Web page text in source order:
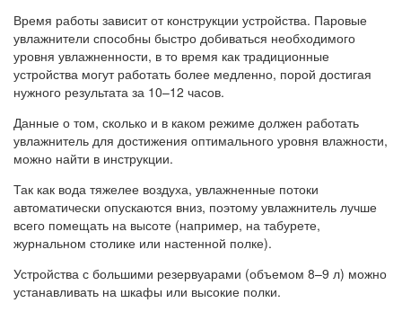
Время работы зависит от конструкции устройства. Паровые
увлажнители способны быстро добиваться необходимого
уровня увлажненности, в то время как традиционные
устройства могут работать более медленно, порой достигая
нужного результата за 10–12 часов.
Данные о том, сколько и в каком режиме должен работать
увлажнитель для достижения оптимального уровня влажности,
можно найти в инструкции.
Так как вода тяжелее воздуха, увлажненные потоки
автоматически опускаются вниз, поэтому увлажнитель лучше
всего помещать на высоте (например, на табурете,
журнальном столике или настенной полке).
Устройства с большими резервуарами (объемом 8–9 л) можно
устанавливать на шкафы или высокие полки.